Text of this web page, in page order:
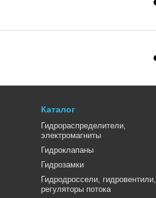
Каталог
Гидрораспределители,
электромагниты
Гидроклапаны
Гидрозамки
Гидродроссели, гидровентили,
регуляторы потока